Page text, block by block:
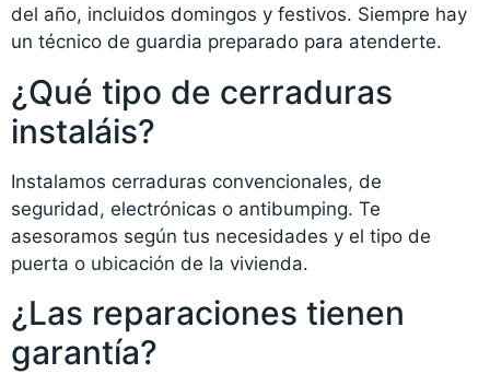
del año, incluidos domingos y festivos. Siempre hay
un técnico de guardia preparado para atenderte.
¿Qué tipo de cerraduras
instaláis?
Instalamos cerraduras convencionales, de
seguridad, electrónicas o antibumping. Te
asesoramos según tus necesidades y el tipo de
puerta o ubicación de la vivienda.
¿Las reparaciones tienen
garantía?